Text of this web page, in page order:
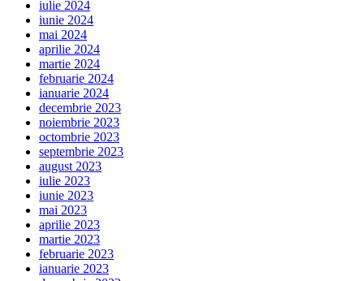
iulie 2024
iunie 2024
mai 2024
aprilie 2024
martie 2024
februarie 2024
ianuarie 2024
decembrie 2023
noiembrie 2023
octombrie 2023
septembrie 2023
august 2023
iulie 2023
iunie 2023
mai 2023
aprilie 2023
martie 2023
februarie 2023
ianuarie 2023